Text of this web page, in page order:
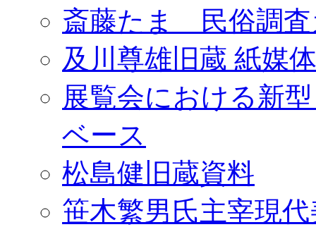
斎藤たま 民俗調査
及川尊雄旧蔵 紙媒
展覧会における新
ベース
松島健旧蔵資料
笹木繁男氏主宰現